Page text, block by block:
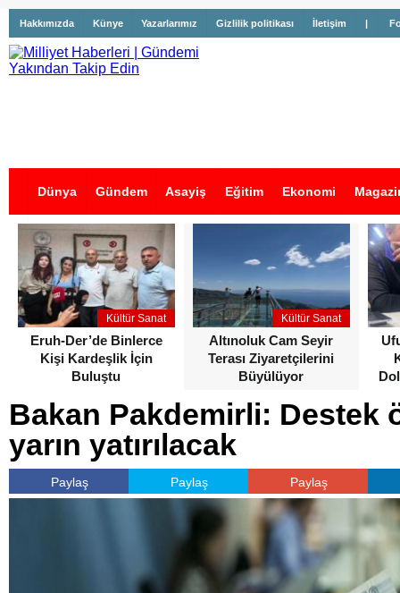
Hakkımızda Künye Yazarlarımız Gizlilik politikası İletişim |
Dünya Gündem Asayiş Eğitim Ekonomi
İş İlanları
Kültür Sanat
Eruh-Der’de Binlerce
Kişi Kardeşlik İçin
Buluştu
Kültür Sanat
Altınoluk Cam Seyir
Terası Ziyaretçilerini
Büyülüyor
Bakan Pakdemirli: Destek
yarın yatırılacak
Paylaş Paylaş Paylaş